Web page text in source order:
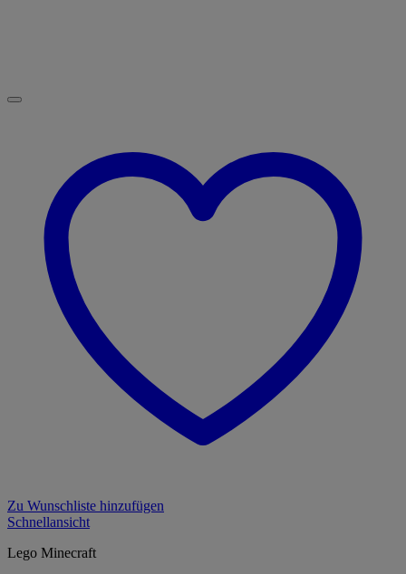
Zu Wunschliste hinzufügen
Schnellansicht
Lego Minecraft